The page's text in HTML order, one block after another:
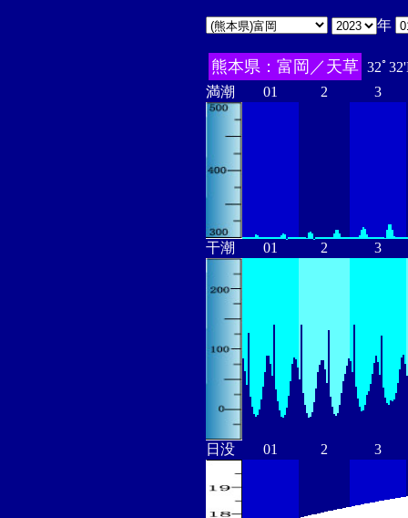
年
熊本県：富岡／天草 32ﾟ
満潮
01 2 3
干潮 01 2 3
日没 01 2 3